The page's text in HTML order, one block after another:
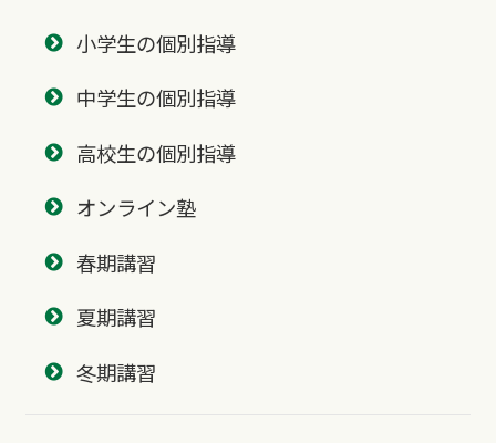
小学生の個別指導
中学生の個別指導
高校生の個別指導
オンライン塾
春期講習
夏期講習
冬期講習